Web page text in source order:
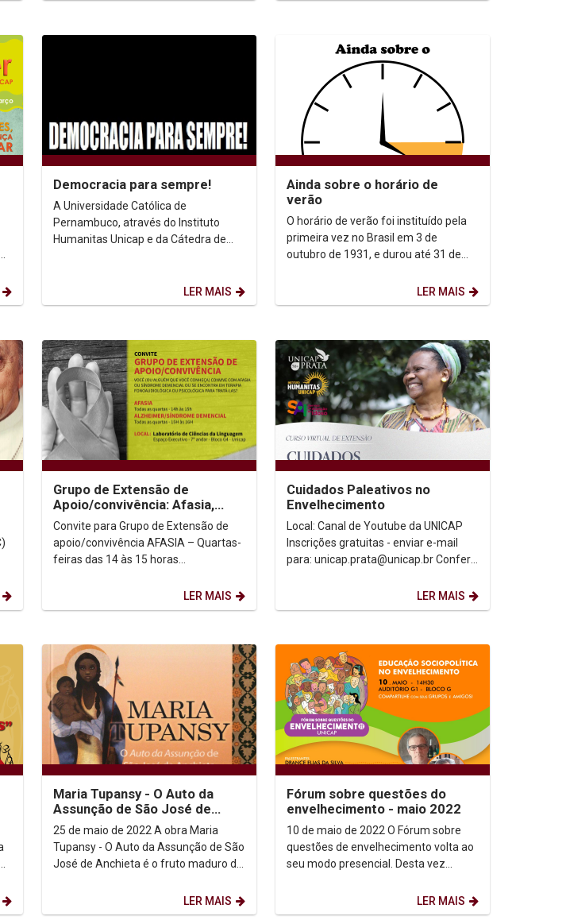
Democracia para sempre!
A Universidade Católica de
Pernambuco, através do Instituto
Humanitas Unicap e da Cátedra de
LER MAIS
Ainda sobre o horário de
verão
O horário de verão foi instituído pela
primeira vez no Brasil em 3 de
outubro de 1931, e durou até 31 de
LER MAIS
Grupo de Extensão de
Apoio/convivência: Afasia,
Alzheimer/Síndrome
Demencial
Convite para Grupo de Extensão de
apoio/convivência AFASIA – Quartas-
feiras das 14 às 15 horas
Quartas-feiras das 15 às 16...LER MAIS
Cuidados Paleativos no
Envelhecimento
Local: Canal de Youtube da UNICAP
Inscrições gratuitas - enviar e-mail
para: unicap.prata@unicap.br Confere
LER MAIS
Maria Tupansy - O Auto da
Assunção de São José de
Anchieta
25 de maio de 2022 A obra Maria
Tupansy - O Auto da Assunção de São
José de Anchieta é o fruto maduro do
LER MAIS
Fórum sobre questões do
envelhecimento - maio 2022
10 de maio de 2022 O Fórum sobre
questões de envelhecimento volta ao
seu modo presencial. Desta vez
LER MAIS